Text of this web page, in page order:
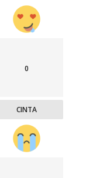
0
CINTA